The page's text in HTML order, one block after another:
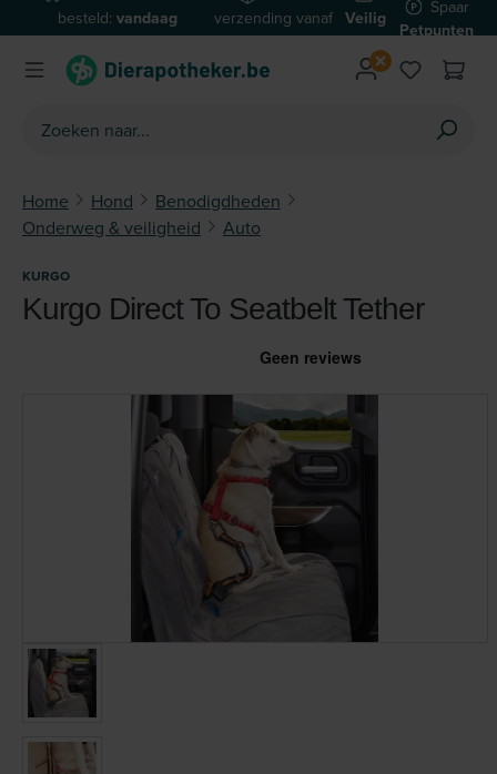
Ga naar de hoofdinhoud
besteld: vandaag
verzonden*
verzending vanaf
€59
Veilig
betalen
Spaar
Petpunten
Home Hond
Benodigdheden
Onderweg & veiligheid
Auto
KURGO
Kurgo Direct To Seatbelt Tether